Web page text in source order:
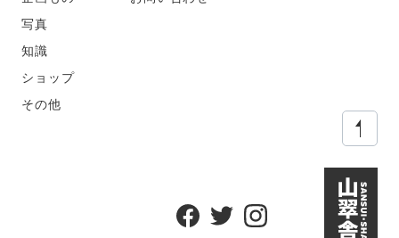
写真
知識
ショップ
その他
ペー
Facebook
TwitterInstagram